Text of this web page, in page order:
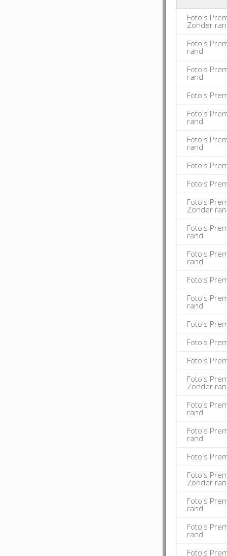
Foto's
Zonder
Foto's
rand
Foto's
rand
Foto's
Foto's
rand
Foto's
rand
Foto's
Foto's
Foto's
Zonder
Foto's
rand
Foto's
rand
Foto's
Foto's
rand
Foto's
Foto's
Foto's
Foto's
Zonder
Foto's
rand
Foto's
rand
Foto's
Foto's
Zonder
Foto's
rand
Foto's
rand
Foto's